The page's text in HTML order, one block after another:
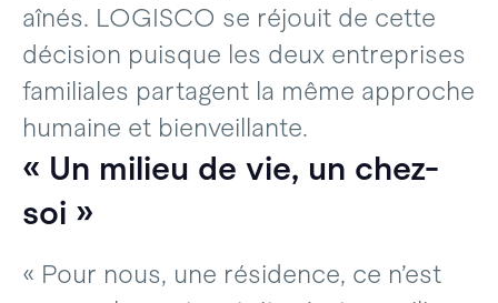
aînés. LOGISCO se réjouit de cette
décision puisque les deux entreprises
familiales partagent la même approche
humaine et bienveillante.
« Un milieu de vie, un chez-
soi »
« Pour nous, une résidence, ce n’est